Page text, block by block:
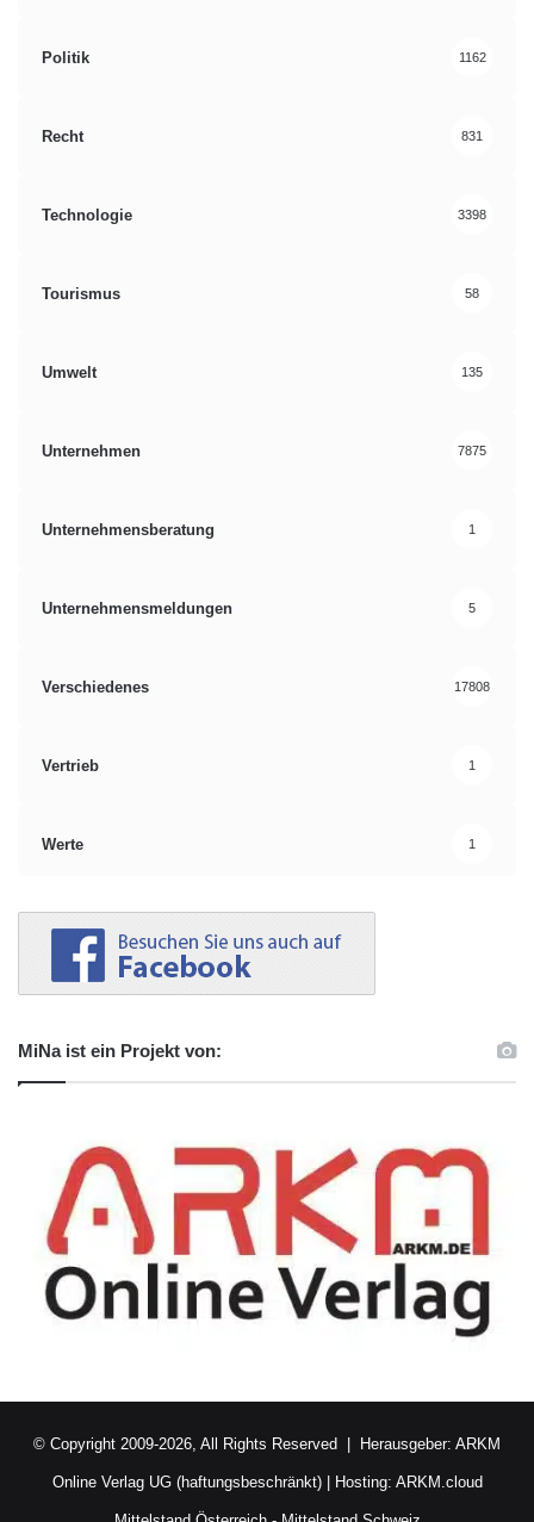
Politik 1162
Recht 831
Technologie 3398
Tourismus 58
Umwelt 135
Unternehmen 7875
Unternehmensberatung 1
Unternehmensmeldungen 5
Verschiedenes 17808
Vertrieb 1
Werte 1
MiNa ist ein Projekt von:
© Copyright 2009-2026, All Rights Reserved | Herausgeber: ARKM
Online Verlag UG (haftungsbeschränkt)| Hosting: ARKM.cloud